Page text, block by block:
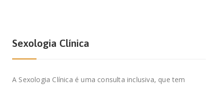
Sexologia Clínica
A Sexologia Clínica é uma consulta inclusiva, que tem